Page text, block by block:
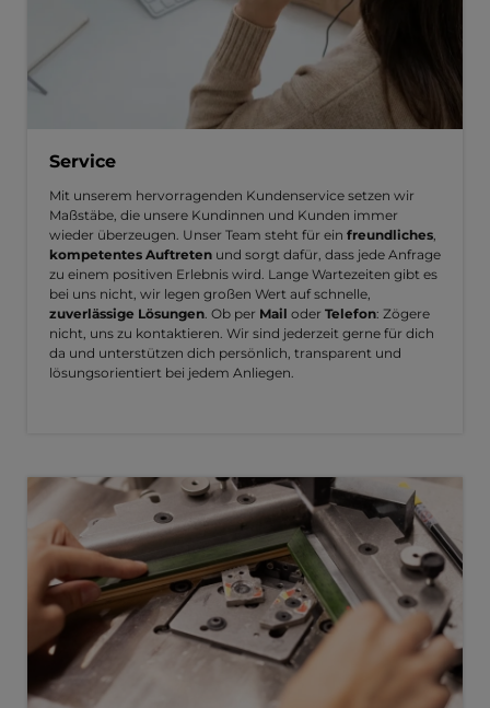
Service
Mit unserem hervorragenden Kundenservice setzen wir
Maßstäbe, die unsere Kundinnen und Kunden immer
wieder überzeugen. Unser Team steht für ein freundliches,
kompetentes Auftreten und sorgt dafür, dass jede Anfrage
zu einem positiven Erlebnis wird. Lange Wartezeiten gibt es
bei uns nicht, wir legen großen Wert auf schnelle,
zuverlässige Lösungen. Ob per Mail oder Telefon: Zögere
nicht, uns zu kontaktieren. Wir sind jederzeit gerne für dich
da und unterstützen dich persönlich, transparent und
lösungsorientiert bei jedem Anliegen.